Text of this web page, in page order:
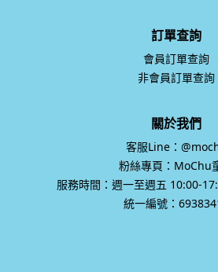
訂單查詢
會員訂單查詢
非會員訂單查詢
關於我們
客服Line：
粉絲專頁：MoChu
服務時間：週一至週五 10:00-
統一編號：